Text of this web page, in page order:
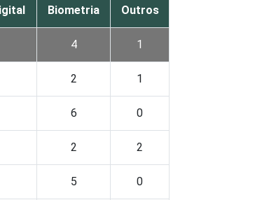
Biometria Outros
4 1
2 1
6 0
2 2
5 0